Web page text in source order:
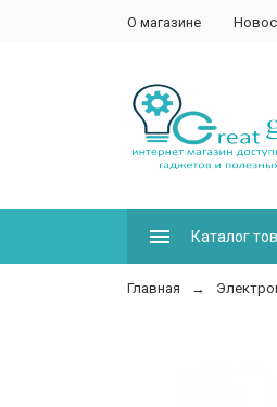
О магазине
Каталог
Главная